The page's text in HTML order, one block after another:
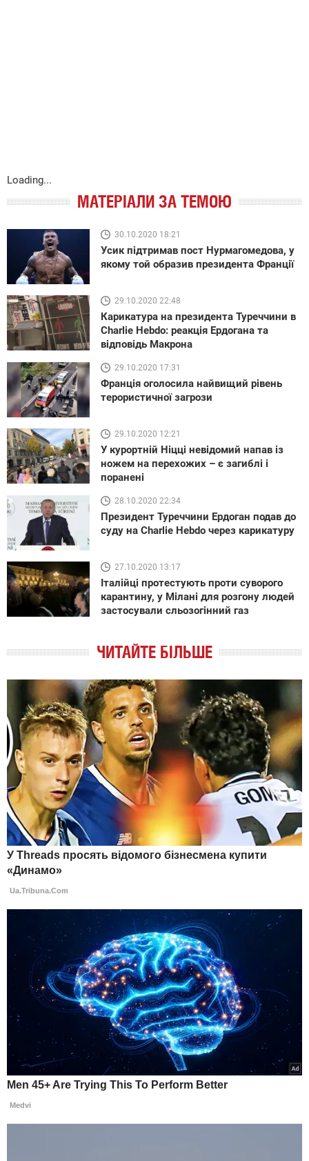
Loading...
МАТЕРІАЛИ ЗА ТЕМОЮ
30.10.2020 18:21
Усик підтримав пост Нурмагомедова, у
якому той образив президента Франції
29.10.2020 22:48
Карикатура на президента Туреччини в
Charlie Hebdo: реакція Ердогана та
відповідь Макрона
29.10.2020 17:31
Франція оголосила найвищий рівень
терористичної загрози
29.10.2020 12:21
У курортній Ніцці невідомий напав із
ножем на перехожих – є загиблі і
поранені
28.10.2020 22:34
Президент Туреччини Ердоган подав до
суду на Charlie Hebdo через карикатуру
27.10.2020 13:17
Італійці протестують проти суворого
карантину, у Мілані для розгону людей
застосували сльозогінний газ
ЧИТАЙТЕ БІЛЬШЕ